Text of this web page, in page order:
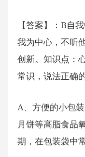
【答案】：B自
我为中心，不听
创新。知识点：
常识，说法正确
A、方便的小包
月饼等高脂食品
期，在包装袋中